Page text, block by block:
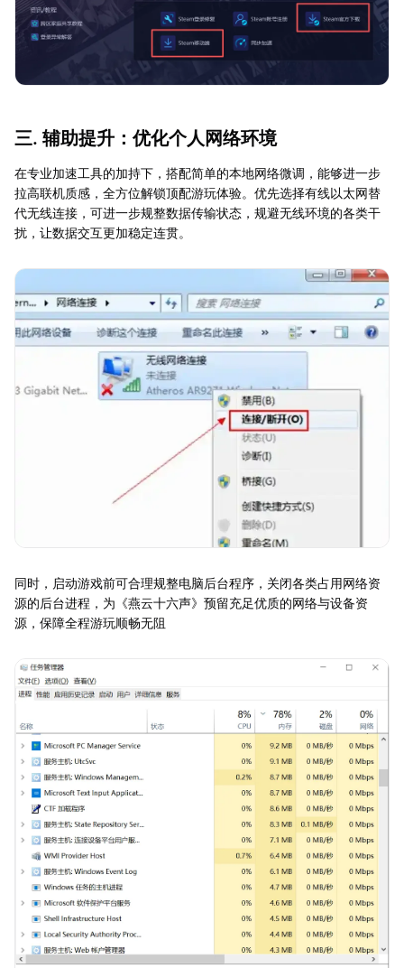
三. 辅助提升：优化个人网络环境
在专业加速工具的加持下，搭配简单的本地网络微调，能够进一步
拉高联机质感，全方位解锁顶配游玩体验。优先选择有线以太网替
代无线连接，可进一步规整数据传输状态，规避无线环境的各类干
扰，让数据交互更加稳定连贯。
同时，启动游戏前可合理规整电脑后台程序，关闭各类占用网络资
源的后台进程，为《燕云十六声》预留充足优质的网络与设备资
源，保障全程游玩顺畅无阻